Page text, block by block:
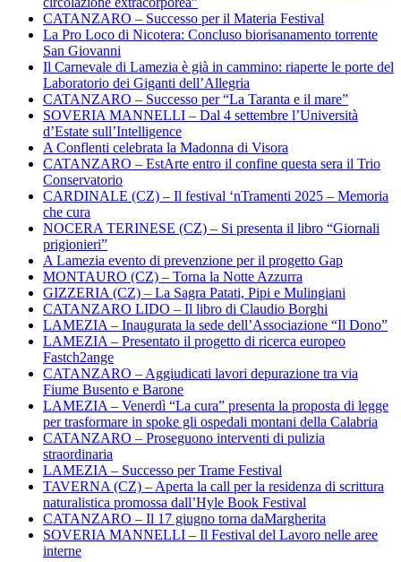
CATANZARO – Successo per il Materia Festival
La Pro Loco di Nicotera: Concluso biorisanamento torrente
San Giovanni
Il Carnevale di Lamezia è già in cammino: riaperte le porte del
Laboratorio dei Giganti dell’Allegria
CATANZARO – Successo per “La Taranta e il mare”
SOVERIA MANNELLI – Dal 4 settembre l’Università
d’Estate sull’Intelligence
A Conflenti celebrata la Madonna di Visora
CATANZARO – EstArte entro il confine questa sera il Trio
Conservatorio
CARDINALE (CZ) – Il festival ‘nTramenti 2025 – Memoria
che cura
NOCERA TERINESE (CZ) – Si presenta il libro “Giornali
prigionieri”
A Lamezia evento di prevenzione per il progetto Gap
MONTAURO (CZ) – Torna la Notte Azzurra
GIZZERIA (CZ) – La Sagra Patati, Pipi e Mulingiani
CATANZARO LIDO – Il libro di Claudio Borghi
LAMEZIA – Inaugurata la sede dell’Associazione “Il Dono”
LAMEZIA – Presentato il progetto di ricerca europeo
Fastch2ange
CATANZARO – Aggiudicati lavori depurazione tra via
Fiume Busento e Barone
LAMEZIA – Venerdì “La cura” presenta la proposta di legge
per trasformare in spoke gli ospedali montani della Calabria
CATANZARO – Proseguono interventi di pulizia
straordinaria
LAMEZIA – Successo per Trame Festival
TAVERNA (CZ) – Aperta la call per la residenza di scrittura
naturalistica promossa dall’Hyle Book Festival
CATANZARO – Il 17 giugno torna daMargherita
SOVERIA MANNELLI – Il Festival del Lavoro nelle aree
interne